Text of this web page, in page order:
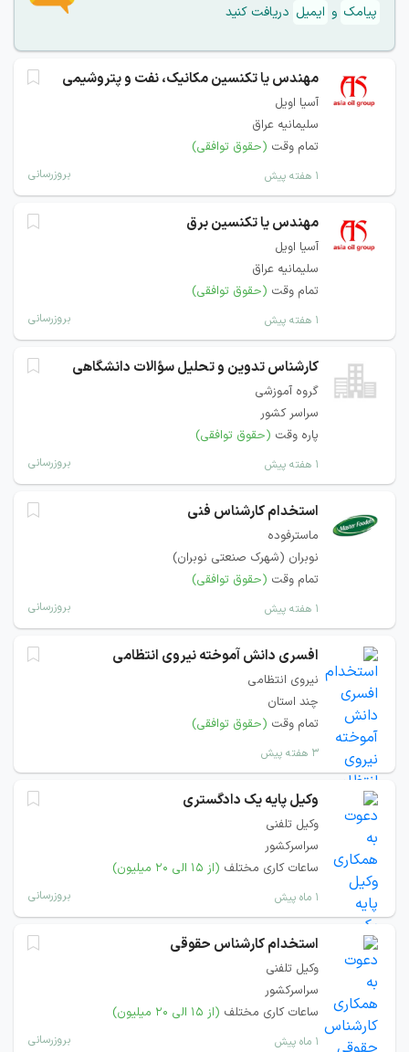
پیامک و ایمیل دریافت کنید
مهندس یا تکنسین مکانیک، نفت و پتروشیمی
آسیا اویل
سلیمانیه عراق
تمام وقت (حقوق توافقی)
۱ هفته پیش بروزرسانی
مهندس یا تکنسین برق
آسیا اویل
سلیمانیه عراق
تمام وقت (حقوق توافقی)
۱ هفته پیش بروزرسانی
کارشناس تدوین و تحلیل سؤالات دانشگاهی
گروه آموزشی
سراسر کشور
پاره وقت (حقوق توافقی)
۱ هفته پیش بروزرسانی
استخدام کارشناس فنی
ماسترفوده
نوبران (شهرک صنعتی نوبران)
تمام وقت (حقوق توافقی)
۱ هفته پیش بروزرسانی
افسری دانش آموخته نیروی انتظامی
نیروی انتظامی
چند استان
تمام وقت (حقوق توافقی)
۳ هفته پیش
وکیل پایه یک دادگستری
وکیل تلفنی
سراسرکشور
ساعات کاری مختلف (از ۱۵ الی ۲۰ میلیون)
۱ ماه پیش بروزرسانی
استخدام کارشناس حقوقی
وکیل تلفنی
سراسرکشور
ساعات کاری مختلف (از ۱۵ الی ۲۰ میلیون)
۱ ماه پیش بروزرسانی